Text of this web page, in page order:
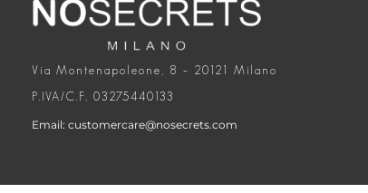
Via Montenapoleone, 8 – 20121 Milano
P.IVA/C.F. 03275440133
Email: customercare@nosecrets.com